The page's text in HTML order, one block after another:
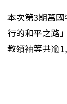
本次第3期萬
行的和平之路
教領袖等共逾